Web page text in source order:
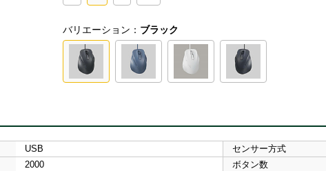
バリエーション： ブラック
USB センサー方式
2000 ボタン数